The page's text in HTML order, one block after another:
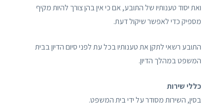
ואת יסוד טענותיו של התובע, אם כי אין בהן צורך להיות מקיף
מספיק כדי לאפשר שיקול דעת.
התובע רשאי לתקן את טענותיו בכל עת לפני סיום הדיון בבית
המשפט במהלך הדיון.
כללי שירות
בסין, השירות מסודר על ידי בית המשפט.